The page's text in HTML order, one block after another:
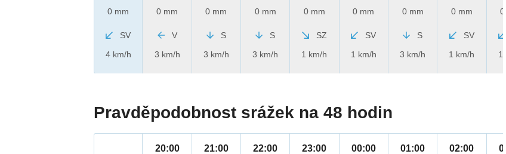
0 mm
SV
4 km/h
0 mm
V
3 km/h
0 mm
S
3 km/h
0 mm
S
3 km/h
0 mm
SZ
1 km/h
0 mm
SV
1 km/h
0 mm
S
3 km/h
0 mm
SV
1 km/h
0
1
Pravděpodobnost srážek na 48 hodin
20:00 21:00 22:00 23:00 00:00 01:00 02:00